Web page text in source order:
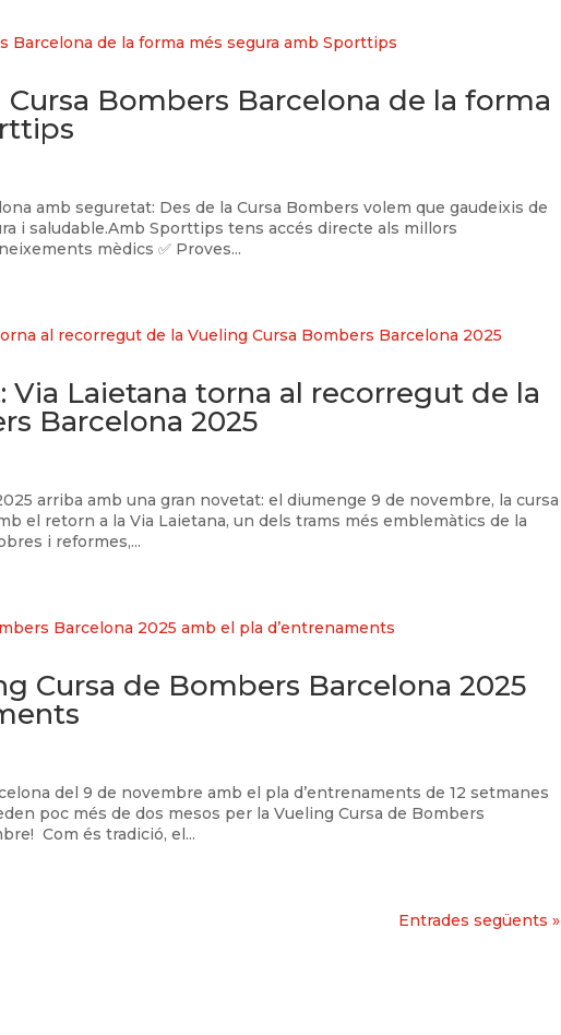
Bombers Barcelona de la forma
amb seguretat: Des de la Cursa Bombers volem que gaudeixis de
i saludable.Amb Sporttips tens accés directe als millors
mèdics ✅ Proves...
Via Laietana torna al recorregut de la
Barcelona 2025
arriba amb una gran novetat: el diumenge 9 de novembre, la cursa
el retorn a la Via Laietana, un dels trams més emblemàtics de la
i reformes,...
Cursa de Bombers Barcelona 2025
del 9 de novembre amb el pla d’entrenaments de 12 setmanes
poc més de dos mesos per la Vueling Cursa de Bombers
Com és tradició, el...
Entrades següents »